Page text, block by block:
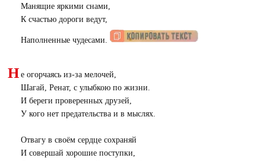
Манящие яркими снами,
К счастью дороги ведут,
Наполненные чудесами.
Н е огорчаясь из-за мелочей,
Шагай, Ренат, с улыбкою по жизни.
И береги проверенных друзей,
У кого нет предательства и в мыслях.
Отвагу в своём сердце сохраняй
И совершай хорошие поступки,